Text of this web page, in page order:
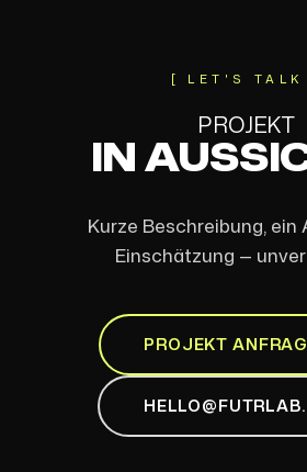
[ LET'S TALK
PROJEKT
IN
Kurze Beschreibung, ein
Einschätzung —
PROJEKT